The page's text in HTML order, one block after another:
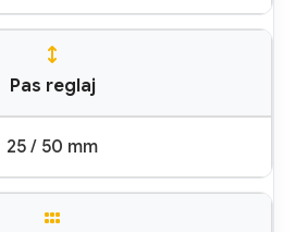
Pas reglaj
25 / 50 mm